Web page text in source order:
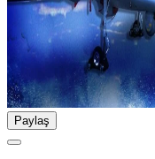
Paylaş